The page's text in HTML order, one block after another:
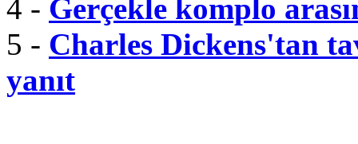
4 - Gerçekle komplo
5 - Charles Dickens'tan
yanıt